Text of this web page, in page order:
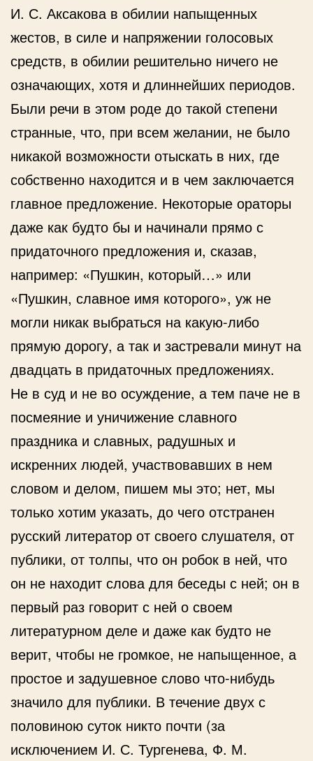
И. С. Аксакова в обилии напыщенных
жестов, в силе и напряжении голосовых
средств, в обилии решительно ничего не
означающих, хотя и длиннейших периодов.
Были речи в этом роде до такой степени
странные, что, при всем желании, не было
никакой возможности отыскать в них, где
собственно находится и в чем заключается
главное предложение. Некоторые ораторы
даже как будто бы и начинали прямо с
придаточного предложения и, сказав,
например: «Пушкин, который…» или
«Пушкин, славное имя которого», уж не
могли никак выбраться на какую-либо
прямую дорогу, а так и застревали минут на
двадцать в придаточных предложениях.
Не в суд и не во осуждение, а тем паче не в
посмеяние и уничижение славного
праздника и славных, радушных и
искренних людей, участвовавших в нем
словом и делом, пишем мы это; нет, мы
только хотим указать, до чего отстранен
русский литератор от своего слушателя, от
публики, от толпы, что он робок в ней, что
он не находит слова для беседы с ней; он в
первый раз говорит с ней о своем
литературном деле и даже как будто не
верит, чтобы не громкое, не напыщенное, а
простое и задушевное слово что-нибудь
значило для публики. В течение двух с
половиною суток никто почти (за
исключением И. С. Тургенева, Ф. М.